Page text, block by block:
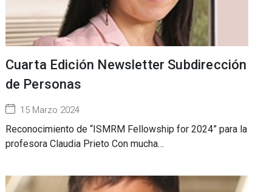
Cuarta Edición Newsletter Subdirección
de Personas
15 Marzo 2024
Reconocimiento de “ISMRM Fellowship for 2024” para la
profesora Claudia Prieto Con mucha…